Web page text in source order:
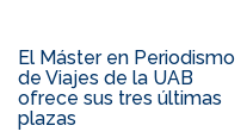
El Máster en Periodismo
de Viajes de la UAB
ofrece sus tres últimas
plazas